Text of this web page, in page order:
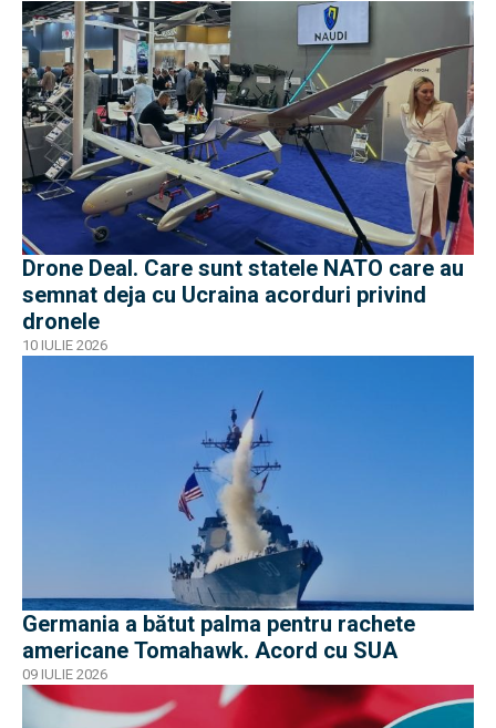
Drone Deal. Care sunt statele NATO care au
semnat deja cu Ucraina acorduri privind
dronele
10 IULIE 2026
Germania a bătut palma pentru rachete
americane Tomahawk. Acord cu SUA
09 IULIE 2026